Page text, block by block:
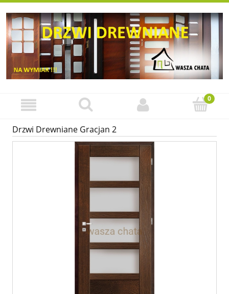
Drzwi Drewniane Gracjan 2